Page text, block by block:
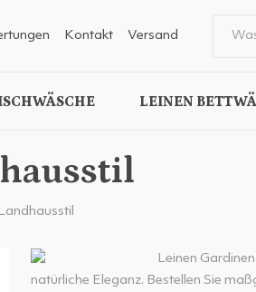
Kontakt Versand
LEINEN
Leinen
natürliche Eleganz. Bestellen Sie